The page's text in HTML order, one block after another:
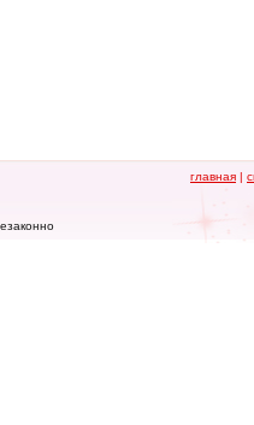
главная |